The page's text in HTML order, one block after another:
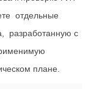
отдельные
разработанную с
плане.